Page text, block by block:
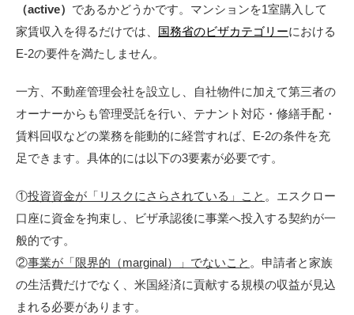
（active） であるかどうかです。マンションを1室購入して
家賃収入を得るだけでは、 国務省のビザカテゴリーにおける
E-2の要件を満たしません。
一方、不動産管理会社を設立し、自社物件に加えて第三者の
オーナーからも管理受託を行い、テナント対応・修繕手配・
賃料回収などの業務を能動的に経営すれば、E-2の条件を充
足できます。具体的には以下の3要素が必要です。
①投資資金が「リスクにさらされている」こと 。エスクロー
口座に資金を拘束し、ビザ承認後に事業へ投入する契約が一
般的です。
②事業が「限界的（marginal）」でないこと 。申請者と家族
の生活費だけでなく、米国経済に貢献する規模の収益が見込
まれる必要があります。